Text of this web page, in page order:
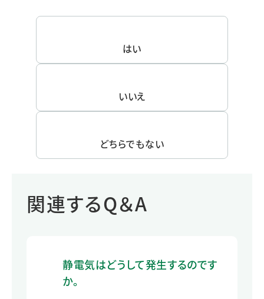
はい
いいえ
どちらでもない
関連するQ＆A
静電気はどうして発生するのです
か。